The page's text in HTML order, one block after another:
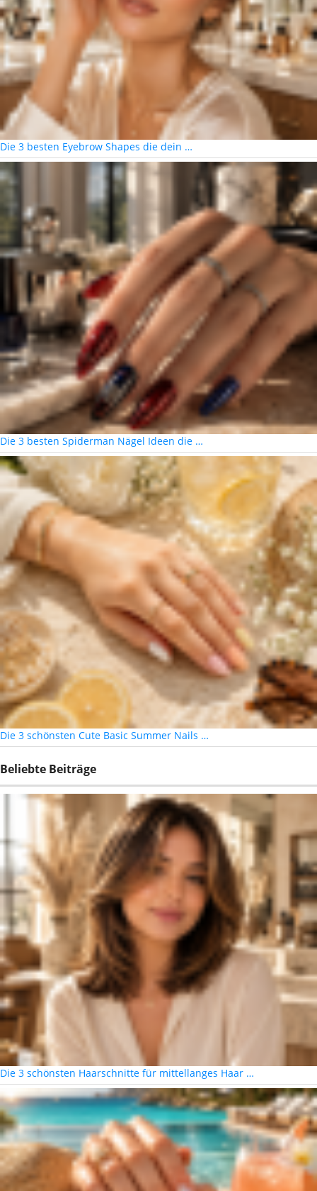
Die 3 besten Eyebrow Shapes die dein …
Die 3 besten Spiderman Nägel Ideen die …
Die 3 schönsten Cute Basic Summer Nails …
Beliebte Beiträge
Die 3 schönsten Haarschnitte für mittellanges Haar …